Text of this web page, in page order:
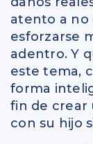
atento a no
esforzarse
adentro. Y
este tema,
forma
fin de crear
con su hijo